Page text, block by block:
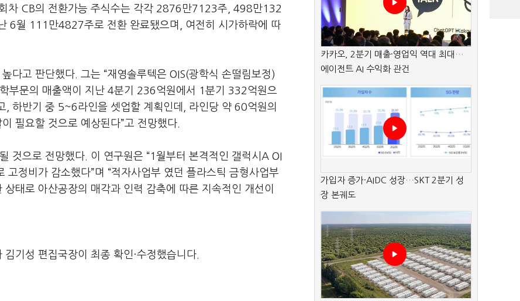
차 CB의 전환가능 주식수는 각각 2876만7123주, 498만132
6월 111만4827주로 전환 완료됐으며, 여전히 시가하락에 따
다고 판단했다. 그는 “재영솔루텍은 OIS(광학식 손떨림보정)
부문의 매출액이 지난 4분기 236억원에서 1분기 332억원으
, 하반기 중 5~6라인을 셋업할 계획인데, 라인당 약 60억원의
필요할 것으로 예상된다”고 전망했다.
것으로 전망했다. 이 연구원은 “1월부터 본격적인 갤럭시A OI
정비가 감소했다”며 “적자사업부 였던 플라스틱 금형사업부
태로 아산공장의 매각과 인력 감축에 따른 지속적인 개선이
기성 편집국장이 최종 확인·수정했습니다.
카카오, 2분기 매출·영업익 역대 최대…
에이전트 AI 수익화 관건
가입자 증가·AIDC 성장…SKT 2분기 성
장 본궤도